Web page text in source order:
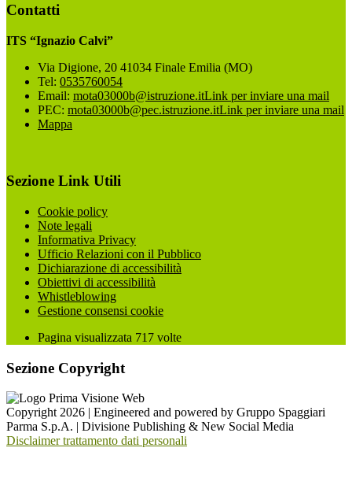
Contatti
ITS “Ignazio Calvi”
Via Digione, 20 41034 Finale Emilia (MO)
Tel: 0535760054
Email: mota03000b@istruzione.itLink per inviare una mail
PEC: mota03000b@pec.istruzione.itLink per inviare una mail
Mappa
Sezione Link Utili
Cookie policy
Note legali
Informativa Privacy
Ufficio Relazioni con il Pubblico
Dichiarazione di accessibilità
Obiettivi di accessibilità
Whistleblowing
Gestione consensi cookie
Pagina visualizzata 717 volte
Sezione Copyright
Copyright 2026 | Engineered and powered by Gruppo Spaggiari
Parma S.p.A. | Divisione Publishing & New Social Media
Disclaimer trattamento dati personali